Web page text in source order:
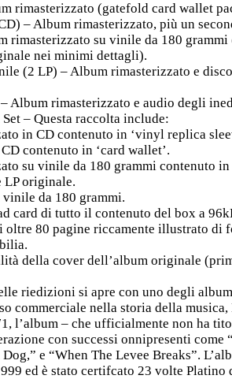
rimasterizzato (gatefold card wallet
– Album rimasterizzato, più un
rimasterizzato su vinile da 180 grammi
nei minimi dettagli).
(2 LP) – Album rimasterizzato e
Album rimasterizzato e audio degli
– Questa raccolta include:
in CD contenuto in ‘vinyl replica
contenuto in ‘card wallet’.
su vinile da 180 grammi contenuto in
LP originale.
da 180 grammi.
card di tutto il contenuto del box a
oltre 80 pagine riccamente illustrato di
della cover dell’album originale
riedizioni si apre con uno degli
commerciale nella storia della
l’album – che ufficialmente non ha
con successi onnipresenti come
e “When The Levee Breaks”.
ed è stato certifcato 23 volte Platino